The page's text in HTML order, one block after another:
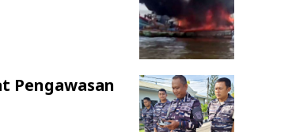
Pengawasan